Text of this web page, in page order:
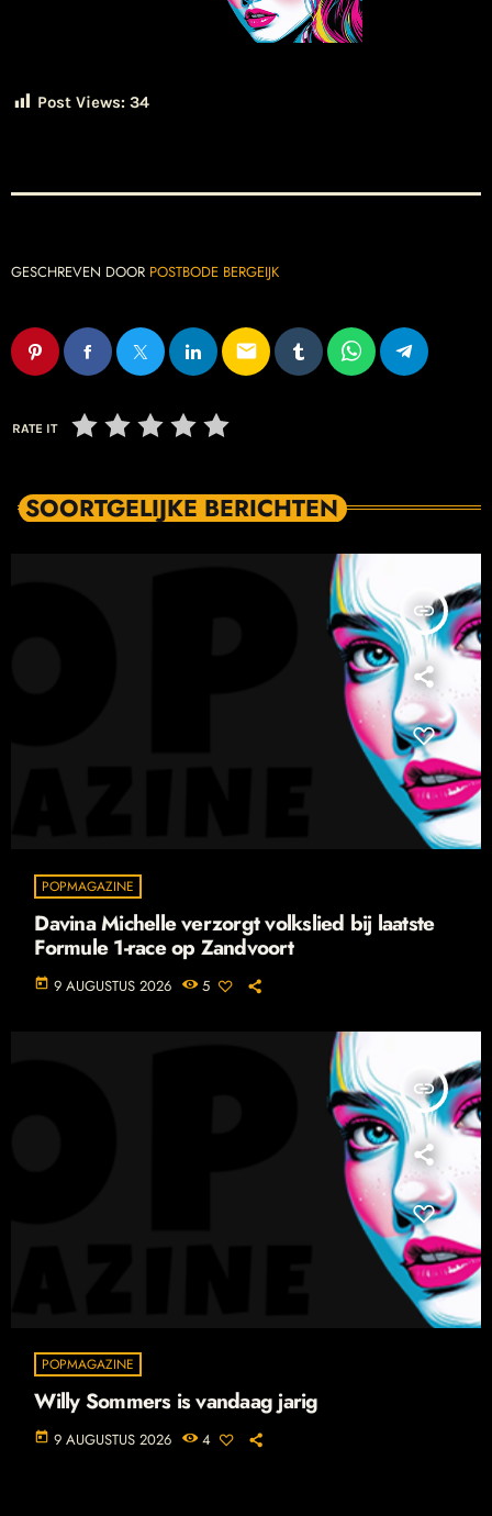
Post Views: 34
GESCHREVEN DOOR POSTBODE BERGEIJK
email
RATE IT
SOORTGELIJKE BERICHTEN
insert_link
POPMAGAZINE
Davina Michelle verzorgt volkslied bij laatste
Formule 1-race op Zandvoort
today 9 AUGUSTUS 2026 5
insert_link
POPMAGAZINE
Willy Sommers is vandaag jarig
today 9 AUGUSTUS 2026 4